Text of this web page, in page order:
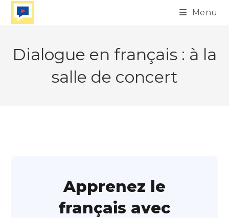
Skip
Menu
Dialogue en français : à la
salle de concert
Apprenez le
français avec